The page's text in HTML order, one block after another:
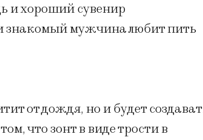
и хороший сувенир
знакомый мужчина любит пить
от дождя, но и будет
что зонт в виде трости в